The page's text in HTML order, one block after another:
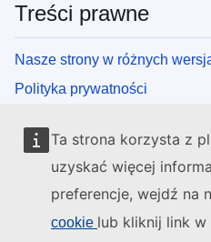
Ta strona korzysta z
uzyskać więcej
preferencje, wejdź na
cookie lub kliknij link
Treści prawne
Nasze strony w różnych
Polityka prywatności
Pliki cookie
Instytucje i organy